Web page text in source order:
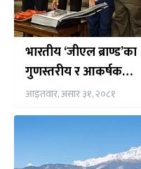
भारतीय ‘जीएल ब्राण्ड’का
गुणस्तरीय र आकर्षक
डिजाइनका लेमिनेट्स
नेपाली बजारमा
आइतवार, असार ३१, २०८१